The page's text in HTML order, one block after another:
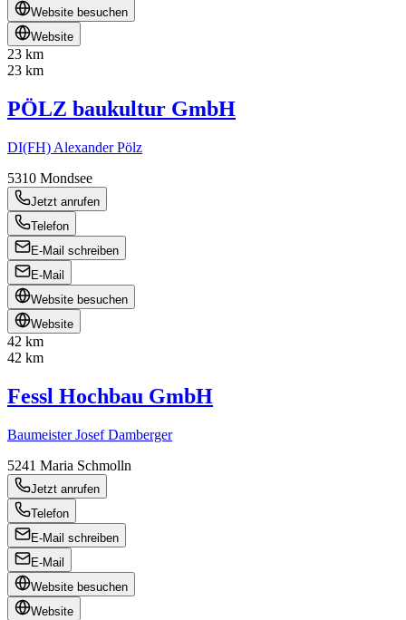
Website besuchen
Website
23 km
23 km
PÖLZ baukultur GmbH
DI(FH) Alexander Pölz
5310 Mondsee
Jetzt anrufen
Telefon
E-Mail schreiben
E-Mail
Website besuchen
Website
42 km
42 km
Fessl Hochbau GmbH
Baumeister Josef Damberger
5241 Maria Schmolln
Jetzt anrufen
Telefon
E-Mail schreiben
E-Mail
Website besuchen
Website